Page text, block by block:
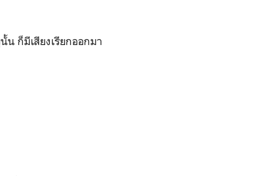
ก็มีเสียงเรียกออกมา